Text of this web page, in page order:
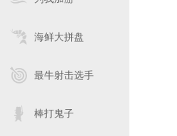
海鲜大拼盘
最牛射击选手
棒打鬼子